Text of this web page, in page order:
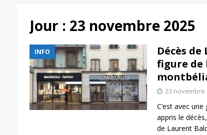
Jour : 23 novembre 2025
INFO
Décès
figure de
23 novembre
C’est avec
appris le
de Laurent